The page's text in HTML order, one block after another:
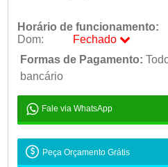
Horário de funcionamento:
Dom:
Fechado
Seg:
08:00 - 18:00
Ter:
Qua:
08:00 - 18:00
Qui:
08:00 - 18:00
Sex:
08:00 - 18:00
Sáb:
Dom:
Fechado
Formas de Pagamento:
bancário
Fale via WhatsApp
Peça Orçamento Grátis